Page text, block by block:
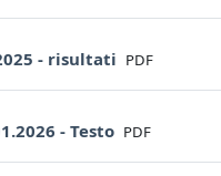
- risultati File
PDF
- Testo File
PDF